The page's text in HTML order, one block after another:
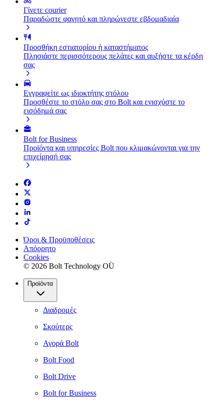
Γίνετε courier
Παραδώστε φαγητό και πληρώνεστε εβδομαδιαία
Προσθήκη εστιατορίου ή καταστήματος
Πλησιάστε περισσότερους πελάτες και αυξήστε τα κέρδη
σας
Εγγραφείτε ως ιδιοκτήτης στόλου
Προσθέστε το στόλο σας στο Bolt και ενισχύστε το
εισόδημά σας
Bolt for Business
Προϊόντα και υπηρεσίες Bolt που κλιμακώνονται για την
επιχείρησή σας
Όροι & Προϋποθέσεις
Απόρρητο
Cookies
© 2026 Bolt Technology OÜ
Προϊόντα
Διαδρομές
Σκούτερς
Αγορά Bolt
Bolt Food
Bolt Drive
Bolt for Business